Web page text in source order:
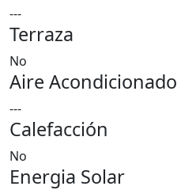
---
Terraza
No
Aire Acondicionado
---
Calefacción
No
Energia Solar